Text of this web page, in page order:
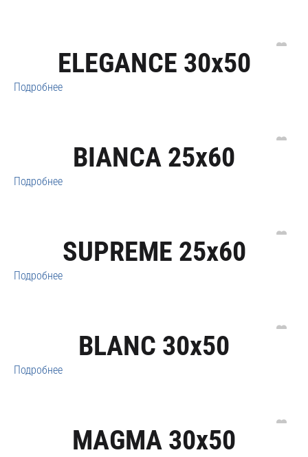
ELEGANCE 30x50
Подробнее
BIANCA 25x60
Подробнее
SUPREME 25x60
Подробнее
BLANC 30x50
Подробнее
MAGMA 30x50